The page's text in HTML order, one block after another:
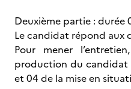
Deuxième partie : durée
Le candidat répond aux
Pour mener
production du candidat
et 04 de la mise en